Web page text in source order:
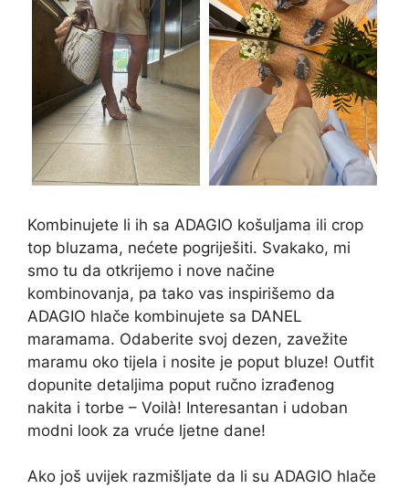
Kombinujete li ih sa ADAGIO košuljama ili crop
top bluzama, nećete pogriješiti. Svakako, mi
smo tu da otkrijemo i nove načine
kombinovanja, pa tako vas inspirišemo da
ADAGIO hlače kombinujete sa DANEL
maramama. Odaberite svoj dezen, zavežite
maramu oko tijela i nosite je poput bluze! Outfit
dopunite detaljima poput ručno izrađenog
nakita i torbe – Voilà! Interesantan i udoban
modni look za vruće ljetne dane!
Ako još uvijek razmišljate da li su ADAGIO hlače